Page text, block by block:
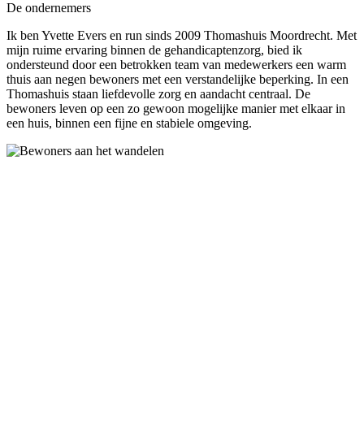
De ondernemers
Ik ben Yvette Evers en run sinds 2009 Thomashuis Moordrecht. Met
mijn ruime ervaring binnen de gehandicaptenzorg, bied ik
ondersteund door een betrokken team van medewerkers een warm
thuis aan negen bewoners met een verstandelijke beperking. In een
Thomashuis staan liefdevolle zorg en aandacht centraal. De
bewoners leven op een zo gewoon mogelijke manier met elkaar in
een huis, binnen een fijne en stabiele omgeving.